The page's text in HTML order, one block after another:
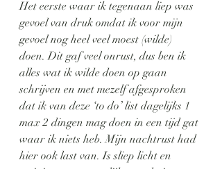
Het eerste waar ik tegenaan liep was
gevoel van druk omdat ik voor mijn
gevoel nog heel veel moest (wilde)
doen. Dit gaf veel onrust, dus ben ik
alles wat ik wilde doen op gaan
schrijven en met mezelf afgesproken
dat ik van deze ‘to do’ list dagelijks 1
max 2 dingen mag doen in een tijd gat
waar ik niets heb. Mijn nachtrust had
hier ook last van. Is sliep licht en